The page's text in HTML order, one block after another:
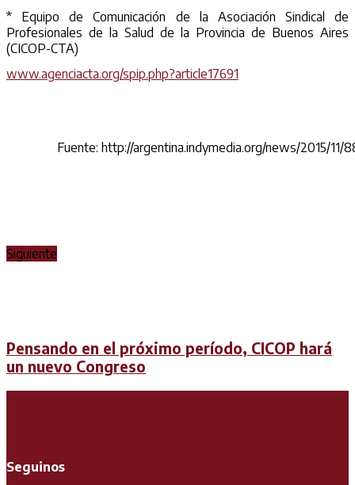
* Equipo de Comunicación de la Asociación Sindical de
Profesionales de la Salud de la Provincia de Buenos Aires
(CICOP-CTA)
www.agenciacta.org/spip.php?article17691
Fuente: http://argentina.indymedia.org/news/2015/11/
Siguiente
Pensando en el próximo período, CICOP hará
un nuevo Congreso
Seguinos